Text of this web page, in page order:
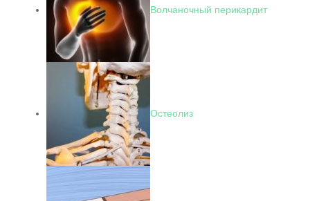
Волчаночный перикардит
Остеолиз